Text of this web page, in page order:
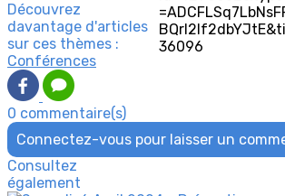
Découvrez
davantage d'articles
sur ces thèmes :
Conférences
0 commentaire(s)
Connectez-vous pour laisser un
Consultez
également